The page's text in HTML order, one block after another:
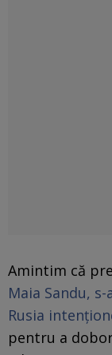
Amintim că
Maia Sandu,
Rusia
pentru a